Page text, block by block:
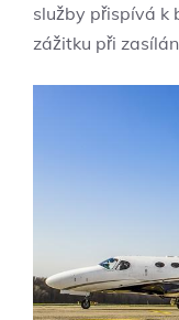
služby přispívá k
zážitku při